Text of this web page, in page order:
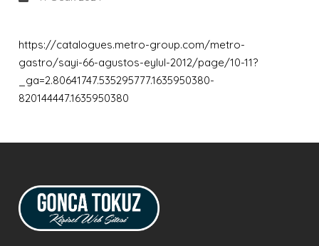
https://catalogues.metro-group.com/metro-
gastro/sayi-66-agustos-eylul-2012/page/10-11?
_ga=2.80641747.535295777.1635950380-
820144447.1635950380